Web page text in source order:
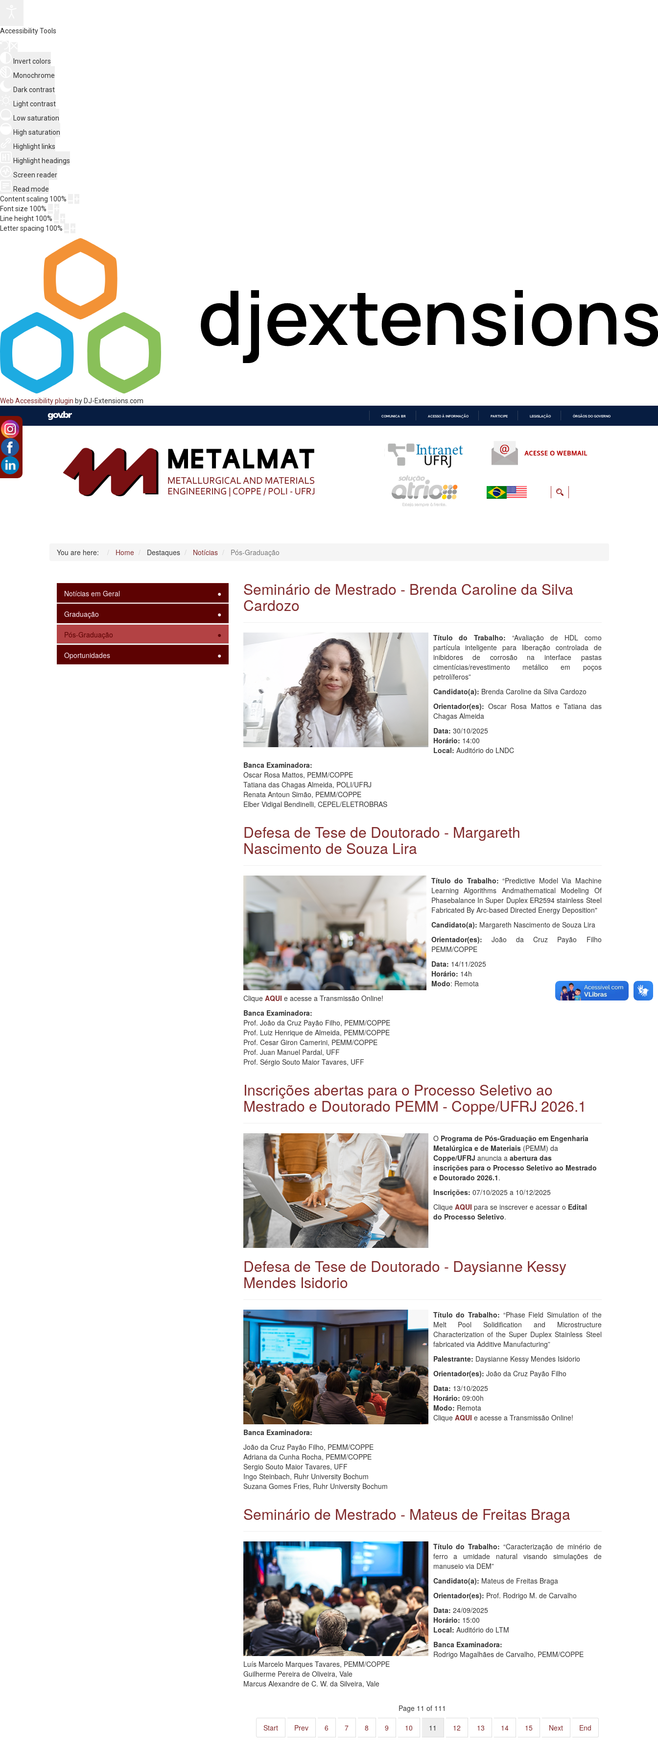
Accessibility Tools
Invert colors
Monochrome
Dark contrast
Light contrast
Low saturation
High saturation
Highlight links
Highlight headings
Screen reader
Read mode
Content scaling 100%
Font size 100%
Line height 100%
Letter spacing 100%
Web Accessibility plugin by DJ-Extensions.com
COMUNICA BR ACESSO À INFORMAÇÃO PARTICIPE LEGISLAÇÃO ÓRGÃOS DO GOVERNO
You are here: Home Destaques Notícias Pós-Graduação
Notícias em Geral
Graduação
Pós-Graduação
Oportunidades
Seminário de Mestrado - Brenda Caroline da Silva
Cardozo
Título do Trabalho: “Avaliação de HDL como
partícula inteligente para liberação controlada de
inibidores de corrosão na interface pastas
cimentícias/revestimento metálico em poços
petrolíferos”
Candidato(a): Brenda Caroline da Silva Cardozo
Orientador(es): Oscar Rosa Mattos e Tatiana das
Chagas Almeida
Data: 30/10/2025
Horário: 14:00
Local: Auditório do LNDC
Banca Examinadora:
Oscar Rosa Mattos, PEMM/COPPE
Tatiana das Chagas Almeida, POLI/UFRJ
Renata Antoun Simão, PEMM/COPPE
Elber Vidigal Bendinelli, CEPEL/ELETROBRAS
Defesa de Tese de Doutorado - Margareth
Nascimento de Souza Lira
Título do Trabalho: “Predictive Model Via Machine
Learning Algorithms Andmathematical Modeling Of
Phasebalance In Super Duplex ER2594 stainless Steel
Fabricated By Arc-based Directed Energy Deposition"
Candidato(a): Margareth Nascimento de Souza Lira
Orientador(es): João da Cruz Payão Filho
PEMM/COPPE
Data: 14/11/2025
Horário: 14h
Modo: Remota
Clique AQUI e acesse a Transmissão Online!
Banca Examinadora:
Prof. João da Cruz Payão Filho, PEMM/COPPE
Prof. Luiz Henrique de Almeida, PEMM/COPPE
Prof. Cesar Giron Camerini, PEMM/COPPE
Prof. Juan Manuel Pardal, UFF
Prof. Sérgio Souto Maior Tavares, UFF
Inscrições abertas para o Processo Seletivo ao
Mestrado e Doutorado PEMM - Coppe/UFRJ 2026.1
O Programa de Pós-Graduação em Engenharia
Metalúrgica e de Materiais(PEMM) da
Coppe/UFRJ anuncia a abertura das
inscrições para o Processo Seletivo ao Mestrado
e Doutorado 2026.1.
Inscrições: 07/10/2025 a 10/12/2025
Clique AQUI para se inscrever e acessar o Edital
do Processo Seletivo.
Defesa de Tese de Doutorado - Daysianne Kessy
Mendes Isidorio
Título do Trabalho: “Phase Field Simulation of the
Melt Pool Solidification and Microstructure
Characterization of the Super Duplex Stainless Steel
fabricated via Additive Manufacturing”
Palestrante: Daysianne Kessy Mendes Isidorio
Orientador(es): João da Cruz Payão Filho
Data: 13/10/2025
Horário: 09:00h
Modo: Remota
Clique AQUI e acesse a Transmissão Online!
Banca Examinadora:
João da Cruz Payão Filho, PEMM/COPPE
Adriana da Cunha Rocha, PEMM/COPPE
Sergio Souto Maior Tavares, UFF
Ingo Steinbach, Ruhr University Bochum
Suzana Gomes Fries, Ruhr University Bochum
Seminário de Mestrado - Mateus de Freitas Braga
Título do Trabalho: “Caracterização de minério de
ferro a umidade natural visando simulações de
manuseio via DEM”
Candidato(a): Mateus de Freitas Braga
Orientador(es): Prof. Rodrigo M. de Carvalho
Data: 24/09/2025
Horário: 15:00
Local: Auditório do LTM
Banca Examinadora:
Rodrigo Magalhães de Carvalho, PEMM/COPPE
Luís Marcelo Marques Tavares, PEMM/COPPE
Guilherme Pereira de Oliveira, Vale
Marcus Alexandre de C. W. da Silveira, Vale
Page 11 of 111
Start
Prev 6 7 8 9 10 11 12 13 14 15 Next End